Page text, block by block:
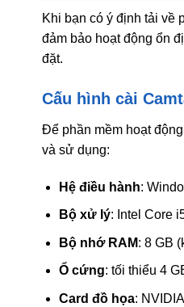
Khi bạn có ý định tải về
đảm bảo hoạt động ổn
đặt.
Cấu hình cài
Để phần mềm hoạt
và sử dụng:
Hệ điều hành:
Bộ xử lý: Intel Core
Bộ nhớ RAM: 8 GB
Ổ cứng: tối thiểu 4
Card đồ họa: